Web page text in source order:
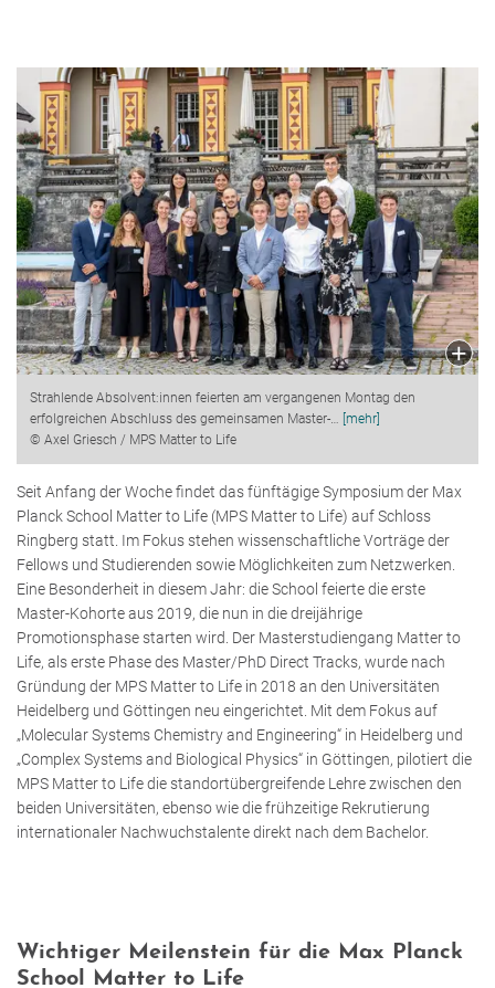
Strahlende Absolvent:innen feierten am vergangenen Montag den
erfolgreichen Abschluss des gemeinsamen Master-… [mehr]
© Axel Griesch / MPS Matter to Life
Seit Anfang der Woche findet das fünftägige Symposium der Max
Planck School Matter to Life (MPS Matter to Life) auf Schloss
Ringberg statt. Im Fokus stehen wissenschaftliche Vorträge der
Fellows und Studierenden sowie Möglichkeiten zum Netzwerken.
Eine Besonderheit in diesem Jahr: die School feierte die erste
Master-Kohorte aus 2019, die nun in die dreijährige
Promotionsphase starten wird. Der Masterstudiengang Matter to
Life, als erste Phase des Master/PhD Direct Tracks, wurde nach
Gründung der MPS Matter to Life in 2018 an den Universitäten
Heidelberg und Göttingen neu eingerichtet. Mit dem Fokus auf
„Molecular Systems Chemistry and Engineering“ in Heidelberg und
„Complex Systems and Biological Physics“ in Göttingen, pilotiert die
MPS Matter to Life die standortübergreifende Lehre zwischen den
beiden Universitäten, ebenso wie die frühzeitige Rekrutierung
internationaler Nachwuchstalente direkt nach dem Bachelor.
Wichtiger Meilenstein für die Max Planck
School Matter to Life